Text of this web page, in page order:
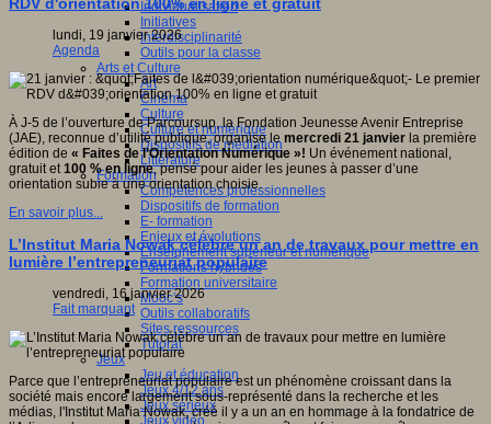
Individualisation
Initiatives
Interdisciplinarité
Outils pour la classe
Arts et Culture
Art
Cinéma
Culture
Culture et numérique
Dispositifs de médiation
Littérature
Formation
Compétences professionnelles
Dispositifs de formation
E- formation
Enjeux et évolutions
Enseignement supérieur et numérique
Formations hybrides
Formation universitaire
Mooc’s
Outils collaboratifs
Sites ressources
Tutorat
Jeux
Jeu et éducation
Jeux 4/12 ans
Jeux sérieux
Jeux vidéo
lundi, 19 janvier 2026
Agenda
À J-5 de l’ouverture de Parcoursup, la Fondation Jeunesse Avenir Entreprise
(JAE), reconnue d’utilité publique, organise lemercredi 21 janvier la première
édition de « Faites de l’Orientation Numérique »! Un événement national,
gratuit et100 % en ligne, pensé pour aider les jeunes à passer d’une
orientation subie à une orientation choisie.
En savoir plus...
L’Institut Maria Nowak célèbre un an de travaux pour mettre en
lumière l’entrepreneuriat populaire
vendredi, 16 janvier 2026
Fait marquant
Parce que l’entrepreneuriat populaire est un phénomène croissant dans la
société mais encore largement sous-représenté dans la recherche et les
médias, l'Institut Maria Nowak, créé il y a un an en hommage à la fondatrice de